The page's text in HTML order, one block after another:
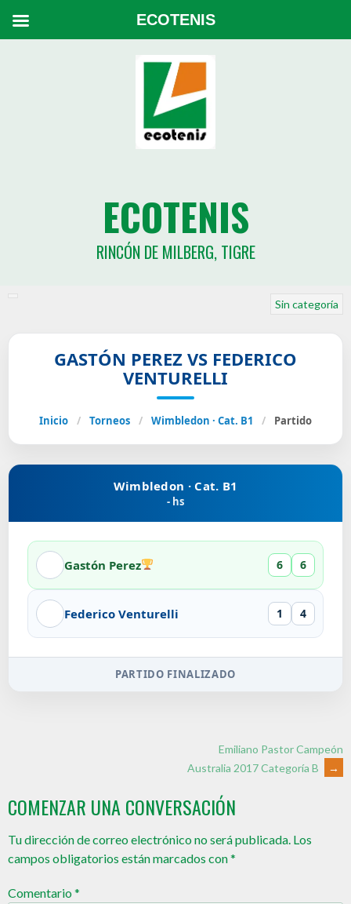
ECOTENIS
RINCÓN DE MILBERG, TIGRE
Sin categoría
GASTÓN PEREZ VS FEDERICO
VENTURELLI
Inicio / Torneos / Wimbledon · Cat. B1 / Partido
Wimbledon · Cat. B1
- hs
Gastón Perez 6 6
Federico Venturelli 1 4
PARTIDO FINALIZADO
Emiliano Pastor Campeón
Australia 2017 Categoría B
→
COMENZAR UNA CONVERSACIÓN
Tu dirección de correo electrónico no será publicada. Los
campos obligatorios están marcados con*
Comentario*
ECOTENIS